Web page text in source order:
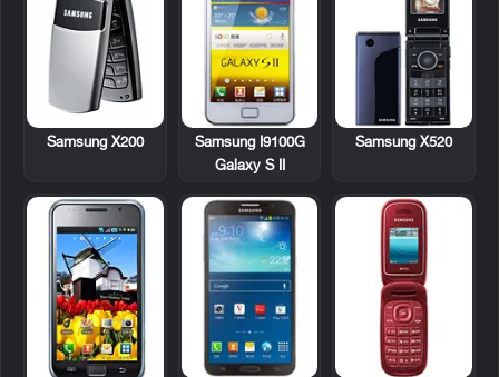
Samsung X520
Samsung I9100G
Galaxy S II
Samsung X200